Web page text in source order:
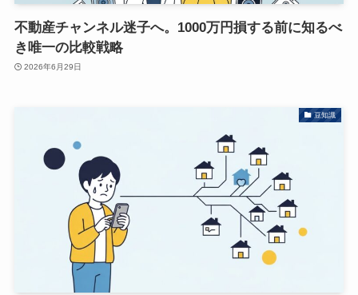
不動産チャンネル迷子へ。1000万円損する前に知るべ
き唯一の比較戦略
2026年6月29日
豆知識